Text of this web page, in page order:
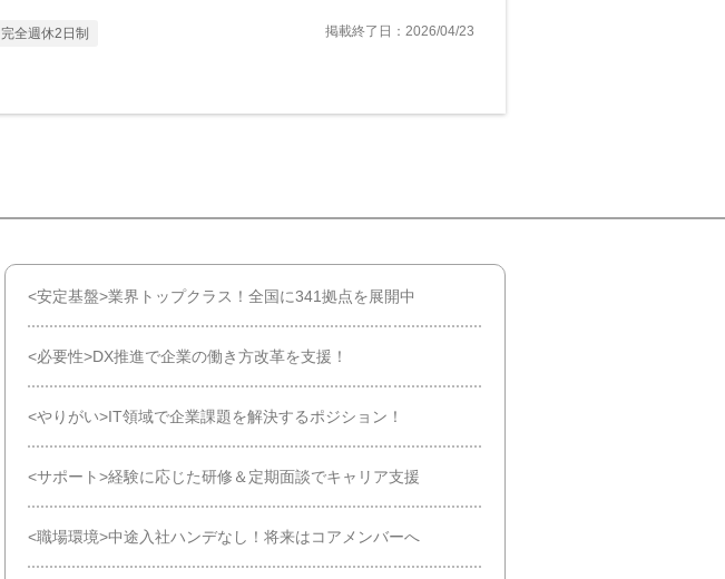
完全週休2日制 掲載終了日：2026/04/23
<安定基盤>業界トップクラス！全国に341拠点を展開中
<必要性>DX推進で企業の働き方改革を支援！
<やりがい>IT領域で企業課題を解決するポジション！
<サポート>経験に応じた研修＆定期面談でキャリア支援
<職場環境>中途入社ハンデなし！将来はコアメンバーへ